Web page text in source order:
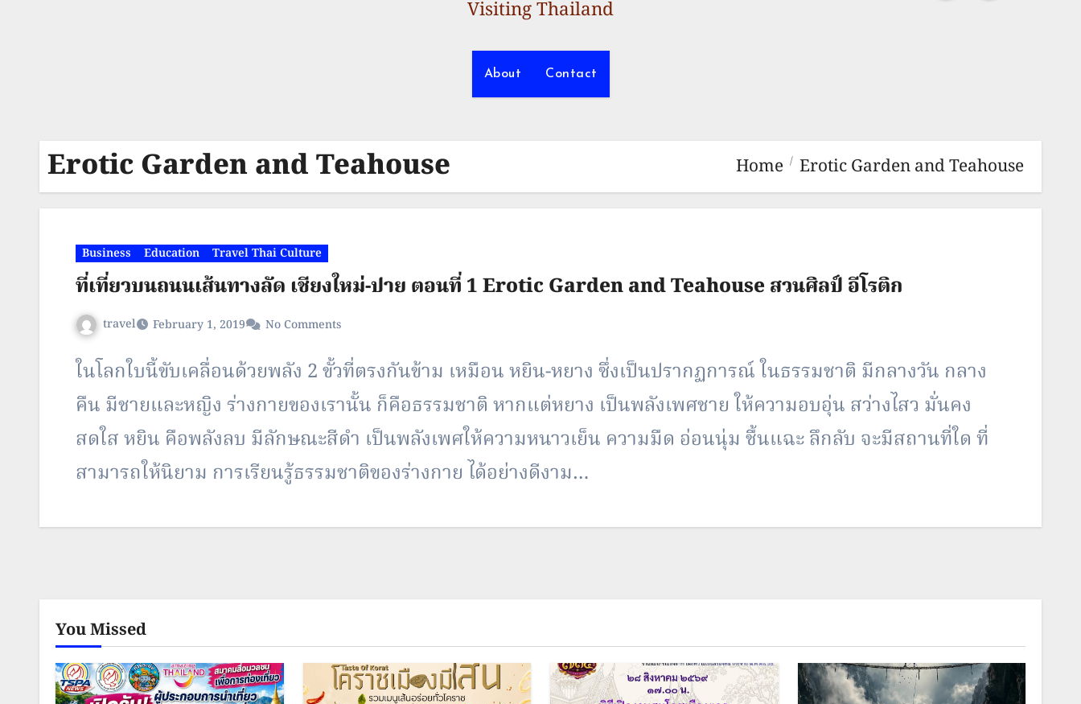
Visiting Thailand
About Contact
Erotic Garden and Teahouse Home Erotic Garden and Teahouse
Business Education Travel Thai Culture
ที่เที่ยวบนถนนเส้นทางลัด เชียงใหม่-ปาย ตอนที่ 1 Erotic Garden and Teahouse สวนศิลป์ อีโรติก
travel February 1, 2019 No Comments
ในโลกใบนี้ขับเคลื่อนด้วยพลัง 2 ขั้วที่ตรงกันข้าม เหมือน หยิน-หยาง ซึ่งเป็นปรากฏการณ์ ในธรรมชาติ มีกลางวัน กลาง
คืน มีชายและหญิง ร่างกายของเรานั้น ก็คือธรรมชาติ หากแต่หยาง เป็นพลังเพศชาย ให้ความอบอุ่น สว่างไสว มั่นคง
สดใส หยิน คือพลังลบ มีลักษณะสีดำ เป็นพลังเพศให้ความหนาวเย็น ความมืด อ่อนนุ่ม ชื้นแฉะ ลึกลับ จะมีสถานที่ใด ที่
สามารถให้นิยาม การเรียนรู้ธรรมชาติของร่างกาย ได้อย่างดีงาม…
You Missed